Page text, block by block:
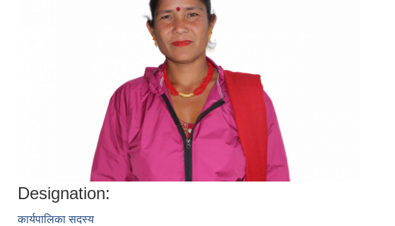
Designation:
कार्यपालिका सदस्य